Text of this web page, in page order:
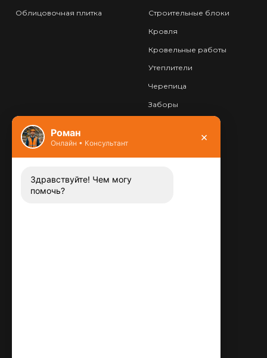
Облицовочная плитка Строительные блоки
Кровля
Кровельные работы
Утеплители
Черепица
Заборы
Контакты
Заказать звонок
Роман
Онлайн • Консультант ×
Здравствуйте! Чем могу
помочь?